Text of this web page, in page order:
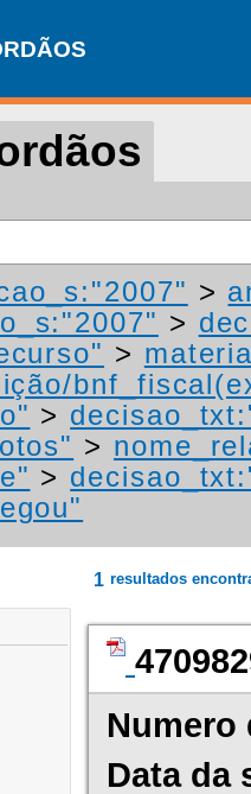
>
>
>
>
>
>
1 resultados
Numero
Data da